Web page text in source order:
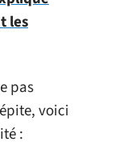
les
pas
voici
: